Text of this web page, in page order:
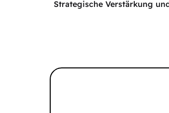
Strategische Verstärkung